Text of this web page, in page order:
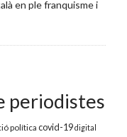
en ple franquisme i
periodistes
política covid-19digital